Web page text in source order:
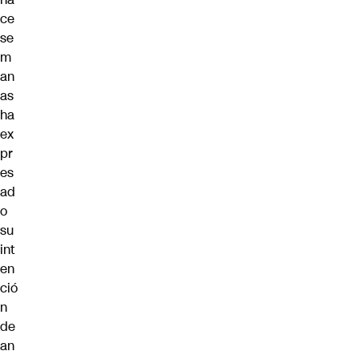
ce
se
m
an
as
ha
ex
pr
es
ad
o
su
int
en
ció
n
de
an